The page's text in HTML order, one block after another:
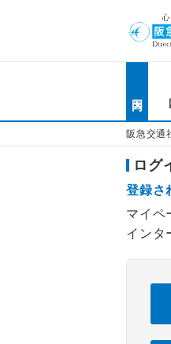
阪急交通
ログ
登録さ
マイペ
インタ